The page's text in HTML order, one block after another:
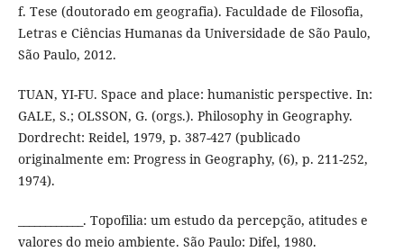
f. Tese (doutorado em geografia). Faculdade de Filosofia,
Letras e Ciências Humanas da Universidade de São Paulo,
São Paulo, 2012.
TUAN, YI-FU. Space and place: humanistic perspective. In:
GALE, S.; OLSSON, G. (orgs.). Philosophy in Geography.
Dordrecht: Reidel, 1979, p. 387-427 (publicado
originalmente em: Progress in Geography, (6), p. 211-252,
1974).
____________. Topofilia: um estudo da percepção, atitudes e
valores do meio ambiente. São Paulo: Difel, 1980.